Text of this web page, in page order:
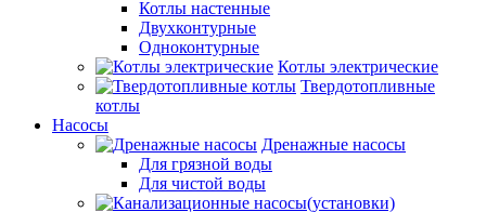
Котлы настенные
Двухконтурные
Одноконтурные
Котлы электрические
Твердотопливные
котлы
Насосы
Дренажные насосы
Для грязной воды
Для чистой воды